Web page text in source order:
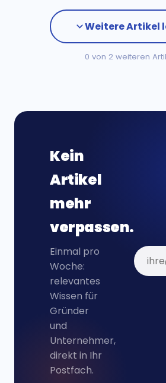
für Gründer,
Freelancer und
Selbstständige.
Weitere Artikel
0 von 2 weiteren
Kein
Artikel
mehr
verpassen.
Einmal pro
Woche:
relevantes
Wissen für
Gründer
und
Unternehmer,
direkt in Ihr
Postfach.